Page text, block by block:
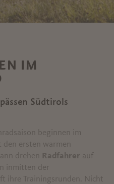
IM
Südtirols
beginnen im
den ersten warmen
drehen
Radfahrer auf
inmitten der
ihre Trainingsrunden. Nicht